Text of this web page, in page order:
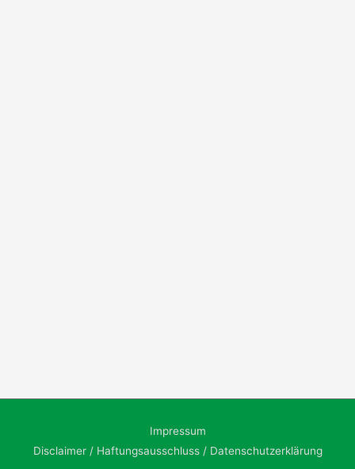
Impressum
Disclaimer / Haftungsausschluss / Datenschutzerklärung